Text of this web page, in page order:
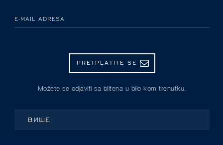
E-MAIL ADRESA
PRETPLATITE SE
Možete se odjaviti sa blitena u bilo kom trenutku.
ВИШЕ